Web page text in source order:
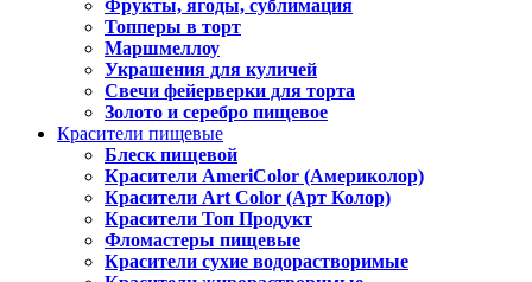
Фрукты, ягоды, сублимация
Топперы в торт
Маршмеллоу
Украшения для куличей
Свечи фейерверки для торта
Золото и серебро пищевое
Красители пищевые
Блеск пищевой
Красители AmeriColor (Америколор)
Красители Art Color (Арт Колор)
Красители Топ Продукт
Фломастеры пищевые
Красители сухие водорастворимые